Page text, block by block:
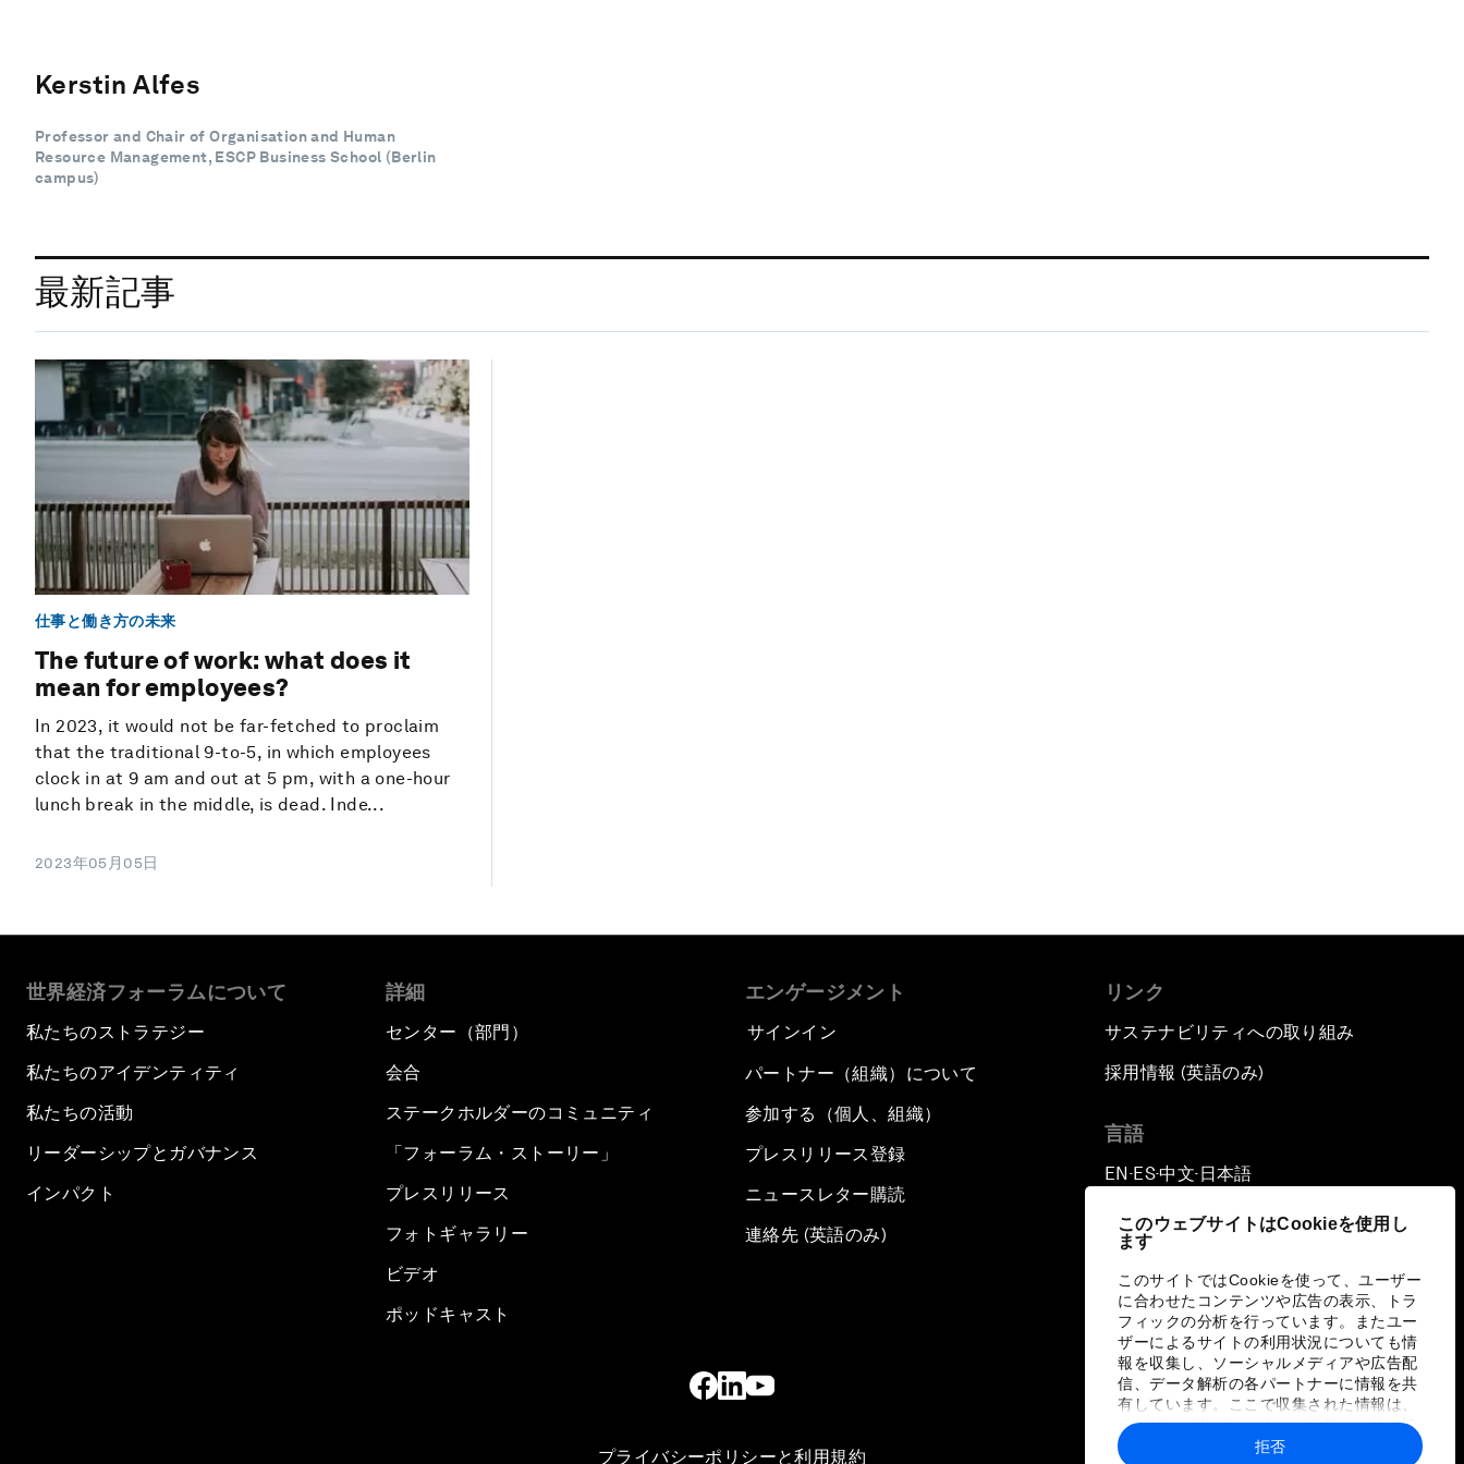
このウェブサイトはCookieを使用し
ます
このサイトではCookieを使って、ユーザー
に合わせたコンテンツや広告の表示、トラ
フィックの分析を行っています。またユー
ザーによるサイトの利用状況についても情
報を収集し、ソーシャルメディアや広告配
信、データ解析の各パートナーに情報を共
有しています。ここで収集された情報は、
ユーザーが各パートナーに提供した他の情
報や各パートナーのサービスを使用した際
拒否
Kerstin Alfes
Professor and Chair of Organisation and Human
Resource Management, ESCP Business School (Berlin
campus)
最新記事
仕事と働き方の未来
The future of work: what does it
mean for employees?
In 2023, it would not be far-fetched to proclaim
that the traditional 9-to-5, in which employees
clock in at 9 am and out at 5 pm, with a one-hour
lunch break in the middle, is dead. Inde...
2023年05月05日
世界経済フォーラムについて
私たちのストラテジー
私たちのアイデンティティ
私たちの活動
リーダーシップとガバナンス
インパクト
詳細
センター（部門）
会合
ステークホルダーのコミュニティ
「フォーラム・ストーリー」
プレスリリース
フォトギャラリー
ビデオ
ポッドキャスト
エンゲージメント
サインイン
パートナー（組織）について
参加する（個人、組織）
プレスリリース登録
ニュースレター購読
連絡先 (英語のみ)
リンク
サステナビリティへの取り組み
採用情報 (英語のみ)
言語
EN ▪ ES▪中文▪ 日本語
プライバシーポリシーと利用規約